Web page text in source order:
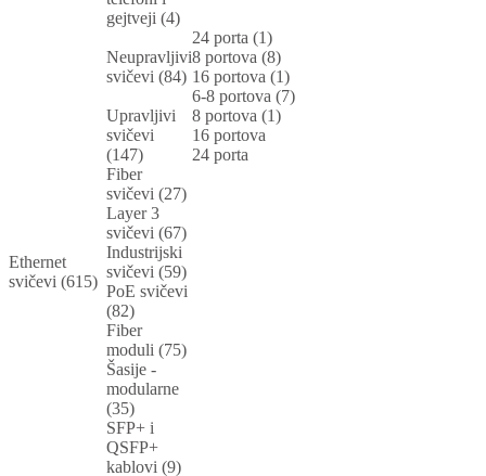
gejtveji (4)
Ethernet
svičevi (615)
Neupravljivi
svičevi (84)
24 porta (1)
8 portova (8)
16 portova (1)
6-8 portova (7)
Upravljivi
svičevi
(147)
8 portova (1)
16 portova
24 porta
Fiber
svičevi (27)
Layer 3
svičevi (67)
Industrijski
svičevi (59)
PoE svičevi
(82)
Fiber
moduli (75)
Šasije -
modularne
(35)
SFP+ i
QSFP+
kablovi (9)